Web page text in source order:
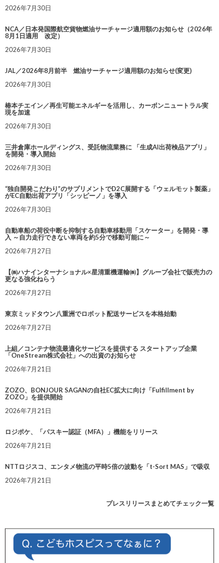
2026年7月30日
NCA／日本発国際航空貨物燃油サーチャージ適用額のお知らせ（2026年
8月1日適用 改定）
2026年7月30日
JAL／2026年8月前半 燃油サーチャージ適用額のお知らせ(変更)
2026年7月30日
椿本チエイン／再生可能エネルギーを活用し、カーボンニュートラル実
現を加速
2026年7月30日
三井倉庫ホールディングス、受託物流業務に 「生成AI出荷検品アプリ」
を開発・導入開始
2026年7月30日
“独自開発こだわり”のサプリメントでD2C展開する「ウェルモット製薬」
がEC自動出荷アプリ「シッピーノ」を導入
2026年7月30日
自動車船の荷役中断を抑制する自動車移動用「スケーター」を開発・導
入 ～自力走行できない車両を約5分で移動可能に～
2026年7月27日
【㈱ハナインターナショナル×星清重機運輸㈱】グループ会社で販売力の
更なる強化ねらう
2026年7月27日
東京ミッドタウン八重洲でロボット配送サービスを本格始動
2026年7月27日
上組／コンテナ物流最適化サービスを提供する スタートアップ企業
「OneStream株式会社」への出資のお知らせ
2026年7月21日
ZOZO、BONJOUR SAGANの自社EC拡大に向け「Fulfillment by
ZOZO」を提供開始
2026年7月21日
ロジポケ、「パスキー認証（MFA）」機能をリリース
2026年7月21日
NTTロジスコ、エンタメ物流の平時5倍の波動を「t-Sort MAS」で吸収
2026年7月21日
プレスリリースまとめてチェック一覧